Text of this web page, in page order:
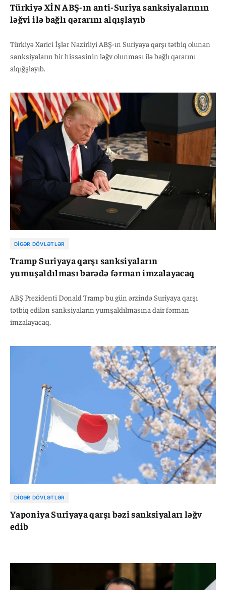
Türkiyə XİN ABŞ-ın anti-Suriya sanksiyalarının
ləğvi ilə bağlı qərarını alqışlayıb
Türkiyə Xarici İşlər Nazirliyi ABŞ-ın Suriyaya qarşı tətbiq olunan
sanksiyaların bir hissəsinin ləğv olunması ilə bağlı qərarını
alqığşlayıb.
DIGƏR DÖVLƏTLƏR
Tramp Suriyaya qarşı sanksiyaların
yumuşaldılması barədə fərman imzalayacaq
ABŞ Prezidenti Donald Tramp bu gün ərzində Suriyaya qarşı
tətbiq edilən sanksiyaların yumşaldılmasına dair fərman
imzalayacaq.
DIGƏR DÖVLƏTLƏR
Yaponiya Suriyaya qarşı bəzi sanksiyaları ləğv
edib